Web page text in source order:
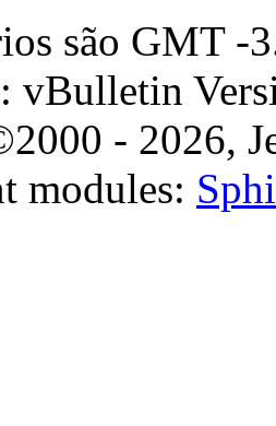
são GMT -
vBulletin
- 2026,
modules: